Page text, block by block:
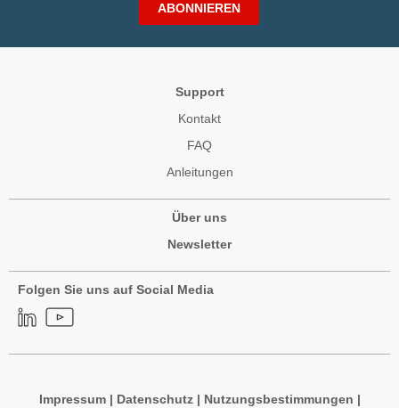
ABONNIEREN
Support
Kontakt
FAQ
Anleitungen
Über uns
Newsletter
Folgen Sie uns auf Social Media
Impressum| Datenschutz| Nutzungsbestimmungen |